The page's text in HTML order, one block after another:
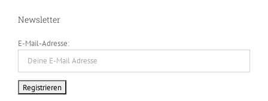
Newsletter
E-Mail-Adresse: